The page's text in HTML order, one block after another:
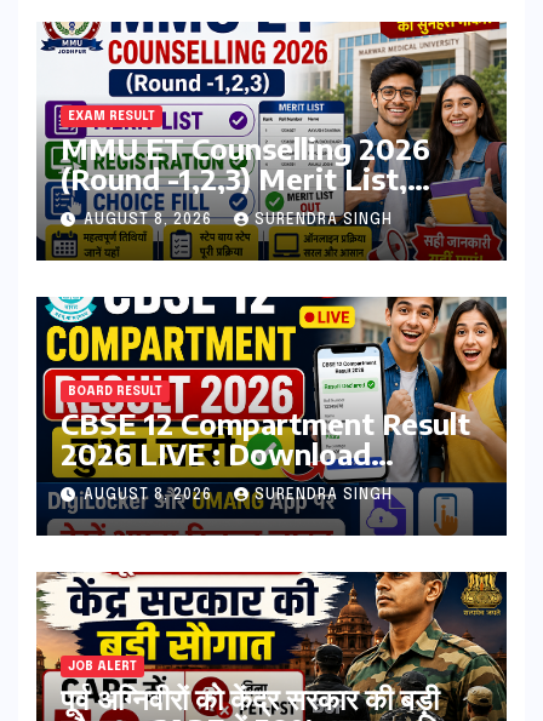
EXAM RESULT
MMU ET Counselling 2026
(Round -1,2,3) Merit List,
Registration, Choice Filling
AUGUST 8, 2026 SURENDRA SINGH
BOARD RESULT
CBSE 12 Compartment Result
2026 LIVE : Download
Marksheet at
cbseresults.nic.in, Digilocker
AUGUST 8, 2026 SURENDRA SINGH
JOB ALERT
पूर्व अग्निवीरों को केंद्र सरकार की बड़ी